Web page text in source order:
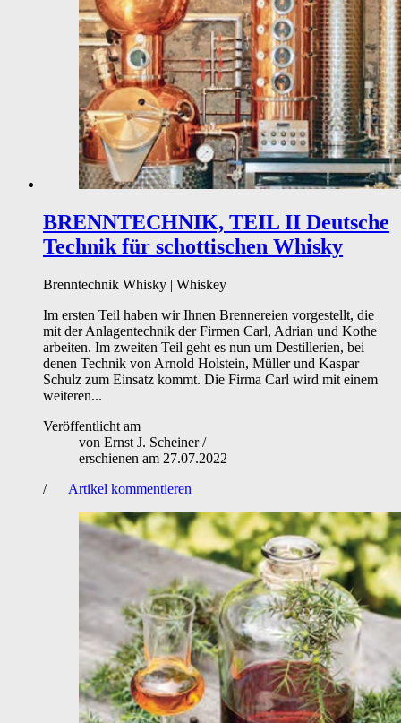
BRENNTECHNIK, TEIL II Deutsche
Technik für schottischen Whisky
Brenntechnik Whisky | Whiskey
Im ersten Teil haben wir Ihnen Brennereien vorgestellt, die
mit der Anlagentechnik der Firmen Carl, Adrian und Kothe
arbeiten. Im zweiten Teil geht es nun um Destillerien, bei
denen Technik von Arnold Holstein, Müller und Kaspar
Schulz zum Einsatz kommt. Die Firma Carl wird mit einem
weiteren...
Veröffentlicht am
von Ernst J. Scheiner/
erschienen am 27.07.2022
/
Artikel kommentieren